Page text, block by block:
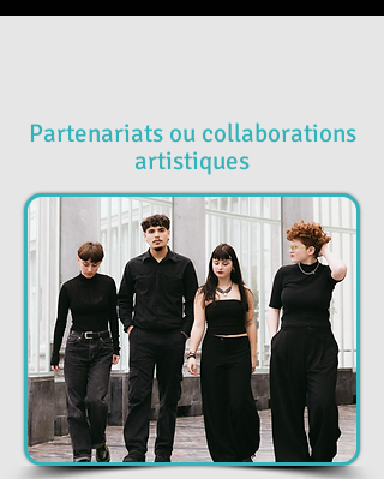
Partenariats ou collaborations
artistiques